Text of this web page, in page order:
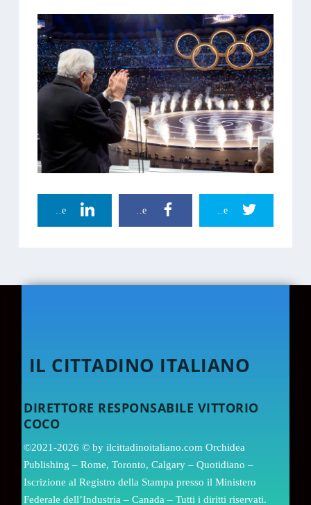
Twitter Share
Facebook Share
IL CITTADINO ITALIANO
DIRETTORE RESPONSABILE VITTORIO
COCO
©2021-2026 © by ilcittadinoitaliano.com Orchidea
Publishing – Rome, Toronto, Calgary – Quotidiano –
Iscrizione al Registro della Stampa presso il Ministero
Federale dell’Industria – Canada – Tutti i diritti riservati.